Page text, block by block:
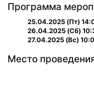
Программа
25.04.2025 (Пт)
26.04.2025 (Сб)
27.04.2025 (Вс)
Место